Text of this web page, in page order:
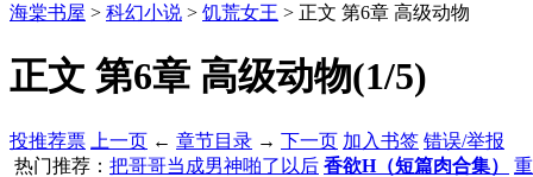
海棠书屋 > 科幻小说 > 饥荒女王 > 正文 第6章 高级动物
正文 第6章 高级动物(1/5)
投推荐票 上一页 ← 章节目录 → 下一页 加入书签 错误/举报
热门推荐： 把哥哥当成男神啪了以后 香欲H（短篇肉合集）